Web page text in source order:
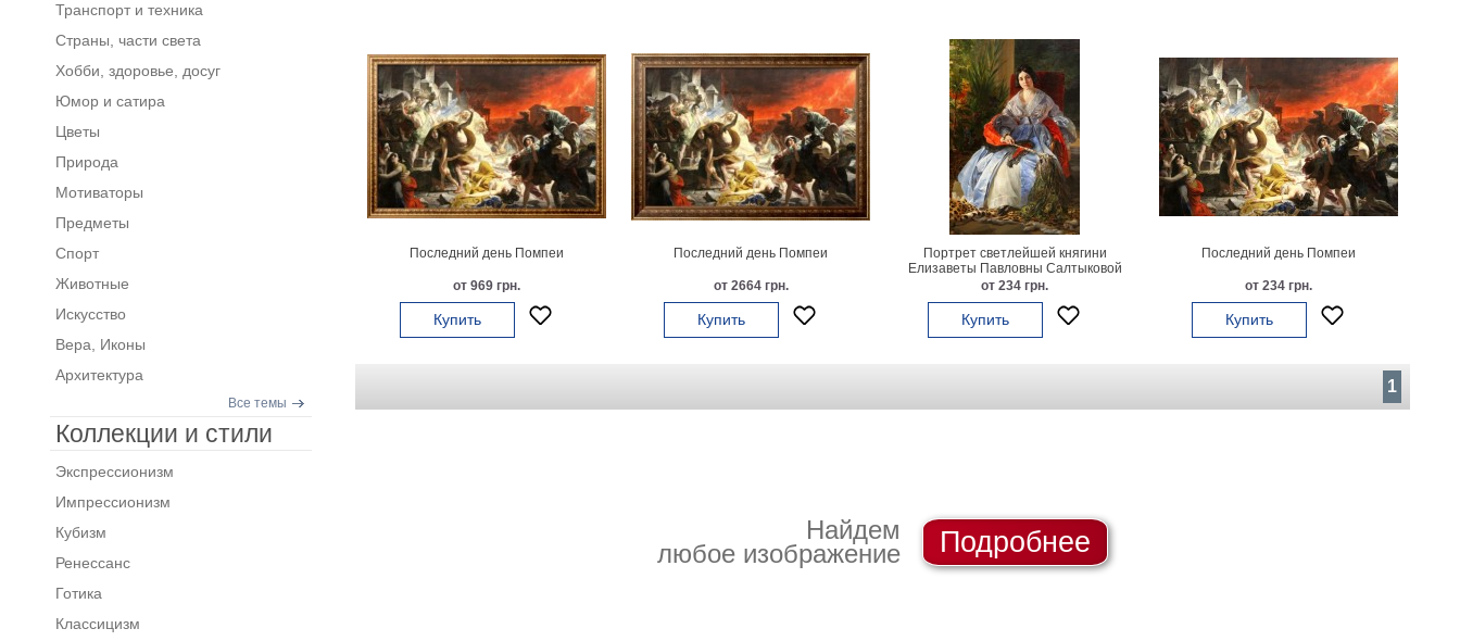
Последний день Помпеи
от 969 грн.
Купить
Последний день Помпеи
от 2664 грн.
Купить
Портрет светлейшей княгини
Елизаветы Павловны Салтыковой
от 234 грн.
Купить
Последний день Помпеи
от 234 грн.
Купить
1
Найдем
любое изображение
Подробнее
Транспорт и техника
Страны, части света
Хобби, здоровье, досуг
Юмор и сатира
Цветы
Природа
Мотиваторы
Предметы
Спорт
Животные
Искусство
Вера, Иконы
Архитектура
Все темы
Коллекции и стили
Экспрессионизм
Импрессионизм
Кубизм
Ренессанс
Готика
Классицизм